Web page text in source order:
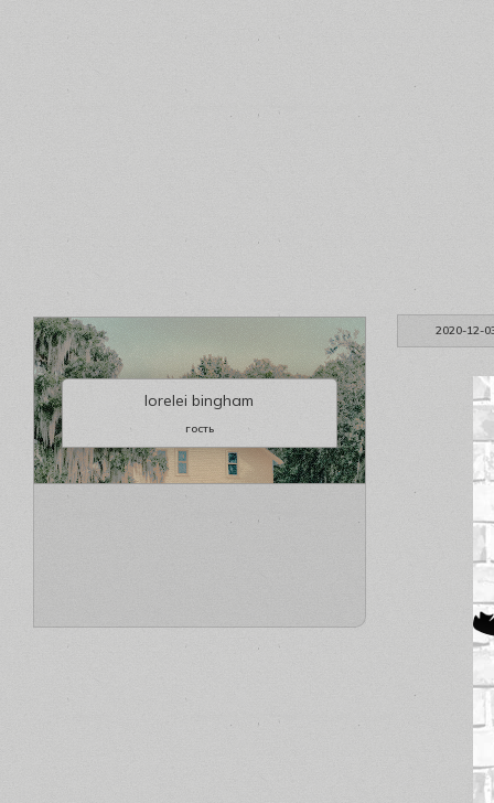
2020-12-
lorelei bingham
гость